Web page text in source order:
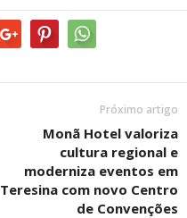
Próximo artigo
Monã Hotel valoriza
cultura regional e
moderniza eventos em
Teresina com novo Centro
de Convenções